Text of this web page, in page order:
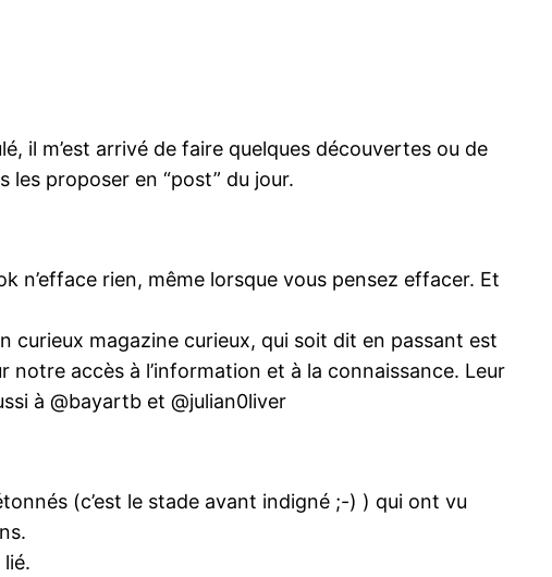
il m’est arrivé de faire quelques découvertes ou de
proposer en “post” du jour.
n’efface rien, même lorsque vous pensez effacer. Et
curieux magazine curieux, qui soit dit en passant est
accès à l’information et à la connaissance. Leur
à @bayartb et @julian0liver
(c’est le stade avant indigné ;-) ) qui ont vu